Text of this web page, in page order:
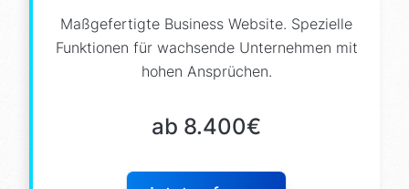
+ mehr (komplett erweiterbar)
Maßgefertigte Business Website. Spezielle
Funktionen für wachsende Unternehmen mit
hohen Ansprüchen.
ab 8.400€